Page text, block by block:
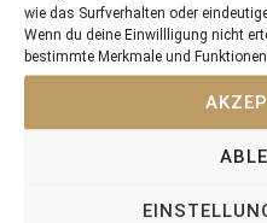
wie das Surfverhalten oder
Wenn du deine Einwillligung nicht
bestimmte Merkmale und
Gr. 1 winner